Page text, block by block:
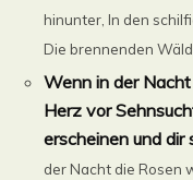
hinunter, In den
Die brennenden
Wenn in der
Herz vor
erscheinen und dir
der Nacht die Rosen